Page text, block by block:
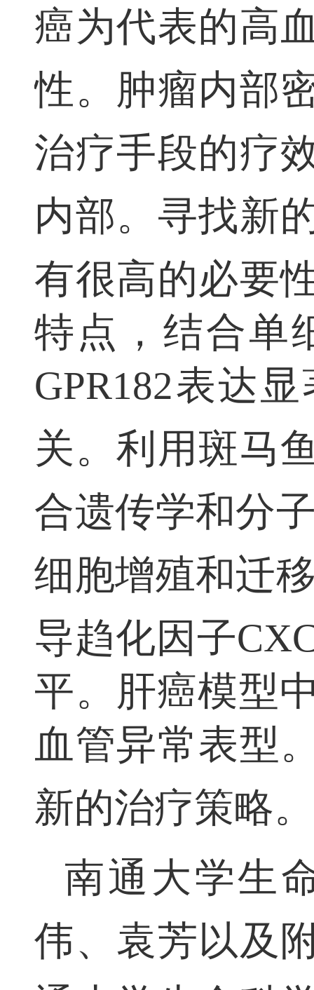
癌为代表的高
性。肿瘤内部
治疗手段的疗
内部。寻找新
有很高的必要
特点，结合单
GPR182表达
关。利用斑马
合遗传学和分
细胞增殖和迁
导趋化因子
平。肝癌模型
血管异常表型
新的治疗策略
南通大学生
伟、袁芳以及